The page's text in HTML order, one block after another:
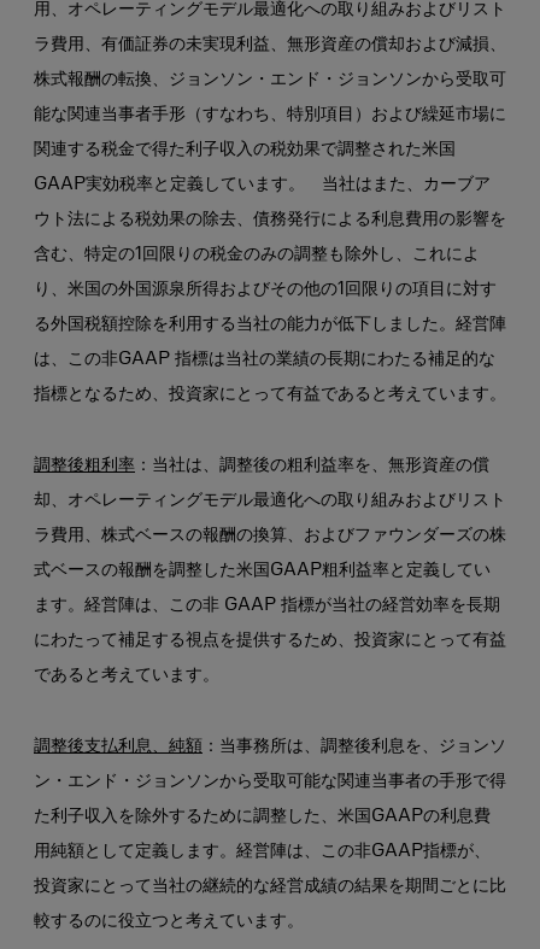
用、オペレーティングモデル最適化への取り組みおよびリスト
ラ費用、有価証券の未実現利益、無形資産の償却および減損、
株式報酬の転換、ジョンソン・エンド・ジョンソンから受取可
能な関連当事者手形（すなわち、特別項目）および繰延市場に
関連する税金で得た利子収入の税効果で調整された米国
GAAP実効税率と定義しています。 当社はまた、カーブア
ウト法による税効果の除去、債務発行による利息費用の影響を
含む、特定の1回限りの税金のみの調整も除外し、これによ
り、米国の外国源泉所得およびその他の1回限りの項目に対す
る外国税額控除を利用する当社の能力が低下しました。経営陣
は、この非GAAP 指標は当社の業績の長期にわたる補足的な
指標となるため、投資家にとって有益であると考えています。
調整後粗利率 ：当社は、調整後の粗利益率を、無形資産の償
却、オペレーティングモデル最適化への取り組みおよびリスト
ラ費用、株式ベースの報酬の換算、およびファウンダーズの株
式ベースの報酬を調整した米国GAAP粗利益率と定義してい
ます。経営陣は、この非 GAAP 指標が当社の経営効率を長期
にわたって補足する視点を提供するため、投資家にとって有益
であると考えています。
調整後支払利息、純額 ：当事務所は、調整後利息を、ジョンソ
ン・エンド・ジョンソンから受取可能な関連当事者の手形で得
た利子収入を除外するために調整した、米国GAAPの利息費
用純額として定義します。経営陣は、この非GAAP指標が、
投資家にとって当社の継続的な経営成績の結果を期間ごとに比
較するのに役立つと考えています。